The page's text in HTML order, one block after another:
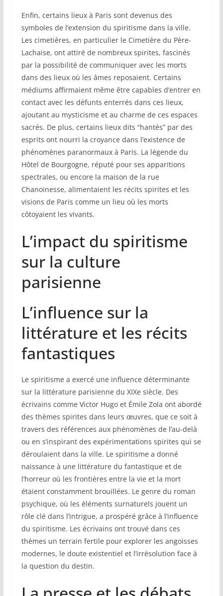
Enfin, certains lieux à Paris sont devenus des
symboles de l’extension du spiritisme dans la ville.
Les cimetières, en particulier le Cimetière du Père-
Lachaise, ont attiré de nombreux spirites, fascinés
par la possibilité de communiquer avec les morts
dans des lieux où les âmes reposaient. Certains
médiums affirmaient même être capables d’entrer en
contact avec les défunts enterrés dans ces lieux,
ajoutant au mysticisme et au charme de ces espaces
sacrés. De plus, certains lieux dits “hantés” par des
esprits ont nourri la croyance dans l’existence de
phénomènes paranormaux à Paris. La légende du
Hôtel de Bourgogne, réputé pour ses apparitions
spectrales, ou encore la maison de la rue
Chanoinesse, alimentaient les récits spirites et les
visions de Paris comme un lieu où les morts
côtoyaient les vivants.
L’impact du spiritisme
sur la culture
parisienne
L’influence sur la
littérature et les récits
fantastiques
Le spiritisme a exercé une influence déterminante
sur la littérature parisienne du XIXe siècle. Des
écrivains comme Victor Hugo et Émile Zola ont abordé
des thèmes spirites dans leurs œuvres, que ce soit à
travers des références aux phénomènes de l’au-delà
ou en s’inspirant des expérimentations spirites qui se
déroulaient dans la ville. Le spiritisme a donné
naissance à une littérature du fantastique et de
l’horreur où les frontières entre la vie et la mort
étaient constamment brouillées. Le genre du roman
psychique, où les éléments surnaturels jouent un
rôle clé dans l’intrigue, a prospéré grâce à l’influence
du spiritisme. Les écrivains ont trouvé dans ces
thèmes un terrain fertile pour explorer les angoisses
modernes, le doute existentiel et l’irrésolution face à
la question du destin.